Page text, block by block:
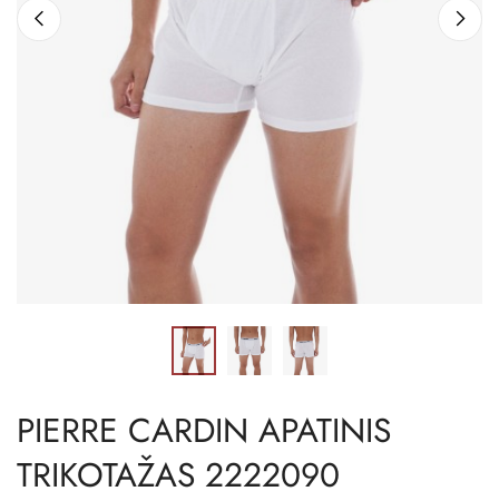
PIERRE CARDIN APATINIS
TRIKOTAŽAS 2222090